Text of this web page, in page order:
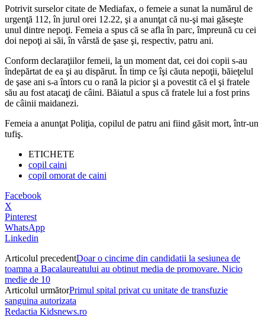
Potrivit surselor citate de Mediafax, o femeie a sunat la numărul de
urgenţă 112, în jurul orei 12.22, şi a anunţat că nu-şi mai găseşte
unul dintre nepoţi. Femeia a spus că se afla în parc, împreună cu cei
doi nepoţi ai săi, în vârstă de şase şi, respectiv, patru ani.
Conform declaraţiilor femeii, la un moment dat, cei doi copii s-au
îndepărtat de ea şi au dispărut. În timp ce îşi căuta nepoţii, băieţelul
de şase ani s-a întors cu o rană la picior şi a povestit că el şi fratele
său au fost atacaţi de câini. Băiatul a spus că fratele lui a fost prins
de câinii maidanezi.
Femeia a anunţat Poliţia, copilul de patru ani fiind găsit mort, într-un
tufiş.
ETICHETE
copil caini
copil omorat de caini
Facebook
X
Pinterest
WhatsApp
Linkedin
Articolul precedentDoar o cincime din candidatii la sesiunea de
toamna a Bacalaureatului au obtinut media de promovare. Nicio
medie de 10
Articolul următorPrimul spital privat cu unitate de transfuzie
sanguina autorizata
Redactia Kidsnews.ro